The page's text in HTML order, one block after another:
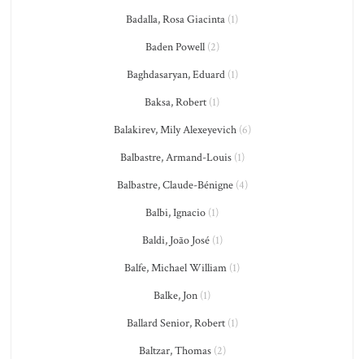
Badalla, Rosa Giacinta (1)
Baden Powell(2)
Baghdasaryan, Eduard(1)
Baksa, Robert (1)
Balakirev, Mily Alexeyevich(6)
Balbastre, Armand-Louis(1)
Balbastre, Claude-Bénigne(4)
Balbi, Ignacio (1)
Baldi, João José(1)
Balfe, Michael William (1)
Balke, Jon (1)
Ballard Senior, Robert(1)
Baltzar, Thomas(2)